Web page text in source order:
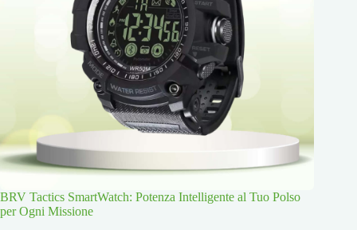
BRV Tactics SmartWatch: Potenza Intelligente al Tuo Polso
per Ogni Missione